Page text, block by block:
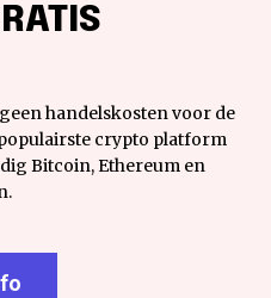
handelskosten voor de
populairste crypto platform
Bitcoin, Ethereum en